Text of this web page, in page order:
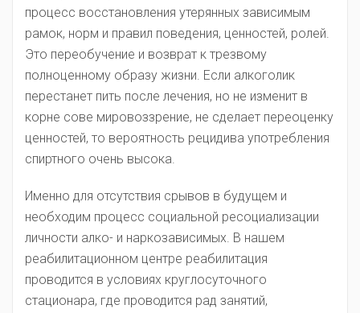
процесс восстановления утерянных зависимым
рамок, норм и правил поведения, ценностей, ролей.
Это переобучение и возврат к трезвому
полноценному образу жизни. Если алкоголик
перестанет пить после лечения, но не изменит в
корне сове мировоззрение, не сделает переоценку
ценностей, то вероятность рецидива употребления
спиртного очень высока.
Именно для отсутствия срывов в будущем и
необходим процесс социальной ресоциализации
личности алко- и наркозависимых. В нашем
реабилитационном центре реабилитация
проводится в условиях круглосуточного
стационара, где проводится рад занятий,